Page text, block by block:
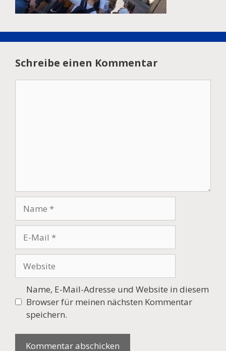
Schreibe einen Kommentar
Mail
Name, E-Mail-Adresse und Website in diesem
Browser für meinen nächsten Kommentar
speichern.